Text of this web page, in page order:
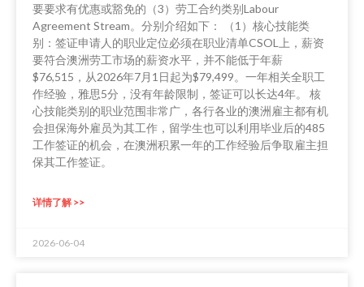
要要求有优惠或豁免的（3）劳工合约类别Labour
Agreement Stream。分别介绍如下： （1）核心技能类
别：签证申请人的职业定位必须在职业清单CSOL上，薪资
要符合澳洲劳工市场的薪资水平，并不能低于年薪
$76,515，从2026年7月1日起为$79,499。一年相关全职工
作经验，雅思5分，没有年龄限制，签证可以长达4年。 核
心技能类别的职业范围非常广，各行各业的澳洲雇主都有机
会担保海外雇员为其工作，留学生也可以利用毕业后的485
工作签证的机会，在澳洲积累一年的工作经验后争取雇主担
保其工作签证。
详情了解 >>
2026-06-04